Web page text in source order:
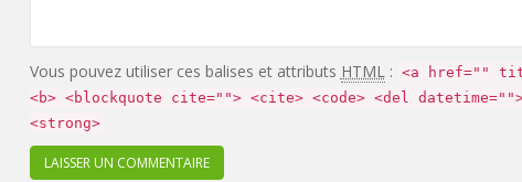
Vous pouvez utiliser ces balises et attributs HTML: <a href=""
<b> <blockquote cite=""> <cite> <code> <del
<strong>